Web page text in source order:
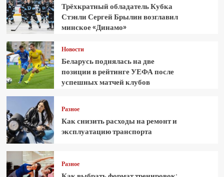
Трёхкратный обладатель Кубка
Стэнли Сергей Брылин возглавил
минское «Динамо»
Новости
Беларусь поднялась на две
позиции в рейтинге УЕФА после
успешных матчей клубов
Разное
Как снизить расходы на ремонт и
эксплуатацию транспорта
Разное